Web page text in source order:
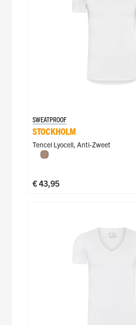
SWEATPROOF
STOCKHOLM
Tencel Lyocell, Anti-Zweet
Natural
€ 43,95